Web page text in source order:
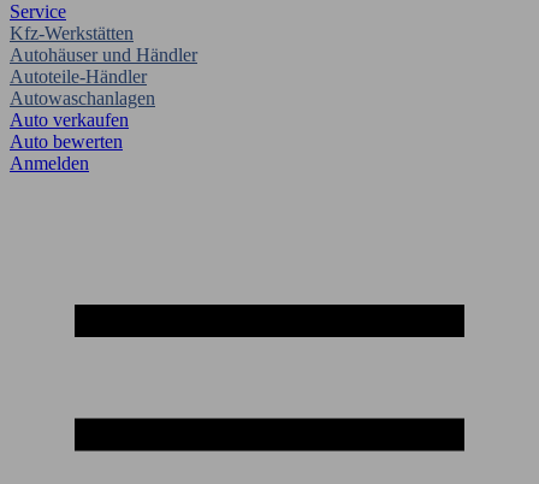
Service
Kfz-Werkstätten
Autohäuser und Händler
Autoteile-Händler
Autowaschanlagen
Auto verkaufen
Auto bewerten
Anmelden